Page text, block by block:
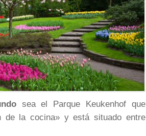
sea el Parque Keukenhof que
de la cocina» y está situado entre